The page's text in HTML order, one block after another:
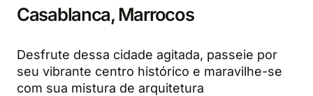
Casablanca, Marrocos
Desfrute dessa cidade agitada, passeie por
seu vibrante centro histórico e maravilhe-se
com sua mistura de arquitetura